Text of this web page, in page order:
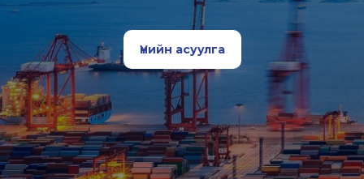
Үнийн асуулга